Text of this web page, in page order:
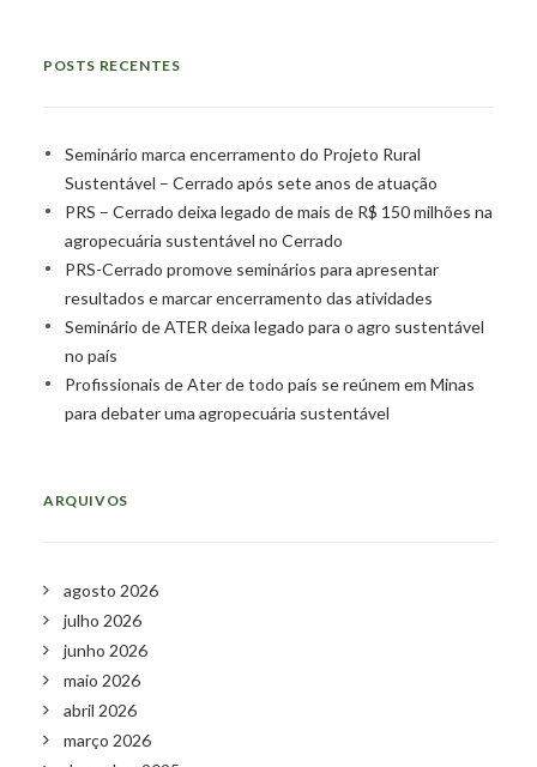
POSTS RECENTES
Seminário marca encerramento do Projeto Rural
Sustentável – Cerrado após sete anos de atuação
PRS – Cerrado deixa legado de mais de R$ 150 milhões na
agropecuária sustentável no Cerrado
PRS-Cerrado promove seminários para apresentar
resultados e marcar encerramento das atividades
Seminário de ATER deixa legado para o agro sustentável
no país
Profissionais de Ater de todo país se reúnem em Minas
para debater uma agropecuária sustentável
ARQUIVOS
agosto 2026
julho 2026
junho 2026
maio 2026
abril 2026
março 2026